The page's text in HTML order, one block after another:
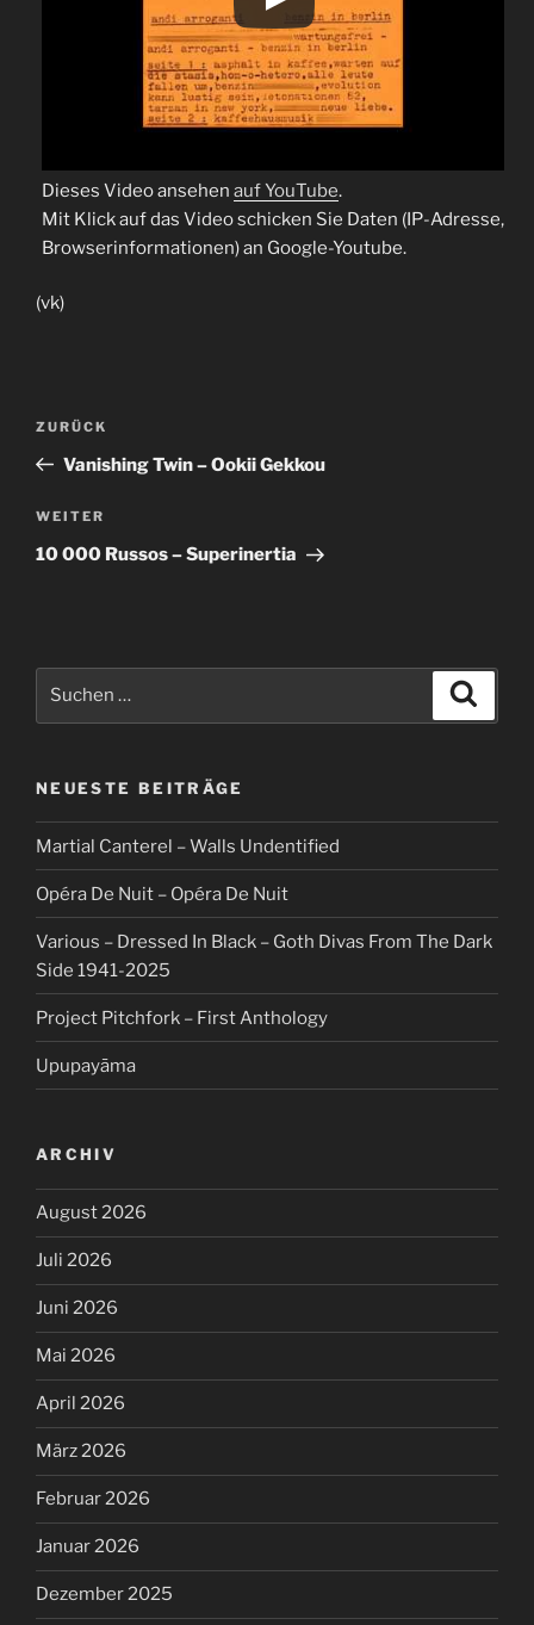
Dieses Video ansehen auf YouTube.
Mit Klick auf das Video schicken Sie Daten (IP-Adresse,
Browserinformationen) an Google-Youtube.
(vk)
Beitragsnavigation
Vorheriger
Beitrag
ZURÜCK
Vanishing Twin – Ookii Gekkou
Nächster
Beitrag
WEITER
10 000 Russos – Superinertia
NEUESTE BEITRÄGE
Martial Canterel – Walls Undentified
Opéra De Nuit – Opéra De Nuit
Various – Dressed In Black – Goth Divas From The Dark
Side 1941-2025
Project Pitchfork – First Anthology
Upupayāma
ARCHIV
August 2026
Juli 2026
Juni 2026
Mai 2026
April 2026
März 2026
Februar 2026
Januar 2026
Dezember 2025